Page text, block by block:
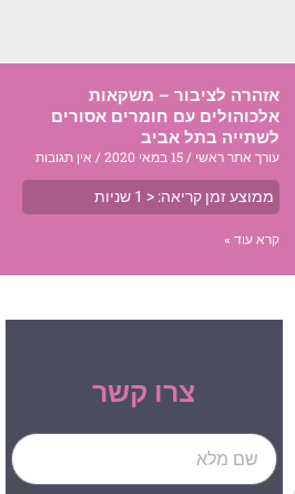
אזהרה לציבור – משקאות
אלכוהולים עם חומרים אסורים
לשתייה בתל אביב
עורך אתר ראשי 15 במאי 2020 אין תגובות
ממוצע זמן קריאה: < 1 שניות
קרא עוד »
צרו קשר
Name